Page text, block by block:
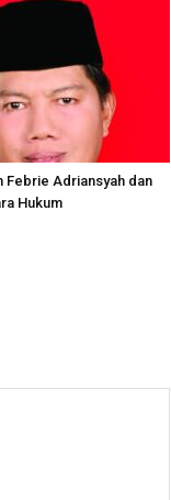
Febrie Adriansyah dan
Hukum